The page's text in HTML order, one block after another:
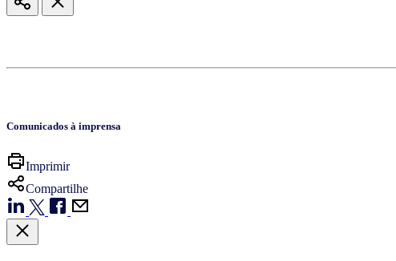
Comunicados à imprensa
Imprimir
Compartilhe